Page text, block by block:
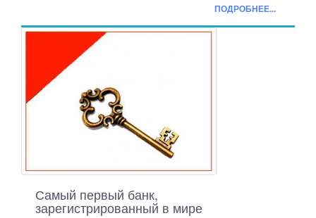
ПОДРОБНЕЕ...
Самый первый банк,
зарегистрированный в мире